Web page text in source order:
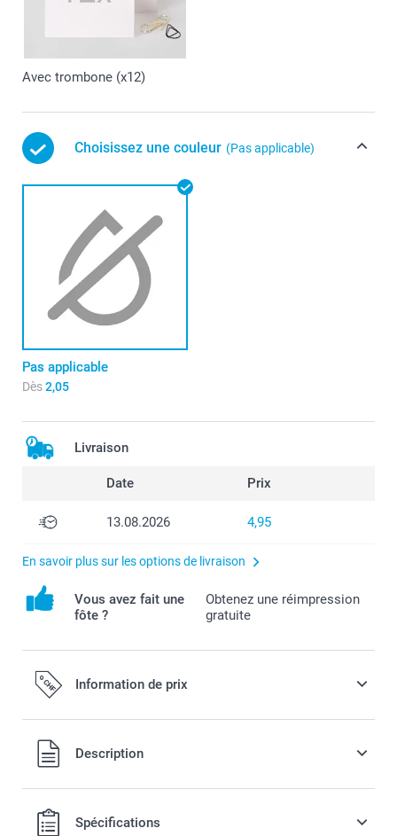
Avec trombone (x12)
Choisissez une couleur (Pas applicable)
Pas applicable
Dès2,05
Livraison
Date Prix
13.08.2026 4,95
En savoir plus sur les options de livraison
Vous avez fait une
fôte ?
Obtenez une réimpression
gratuite
Information de prix
Tous les prix sont en francs suisses (CHF), TVA incluse et
hors frais de port.
Description
Spécifications